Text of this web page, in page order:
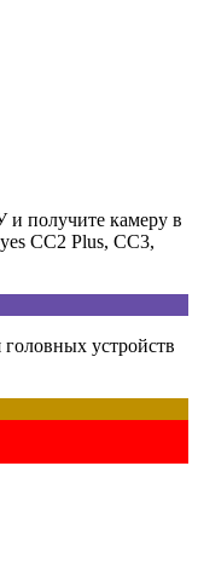
получите камеру в
CC2 Plus, CC3,
устройств